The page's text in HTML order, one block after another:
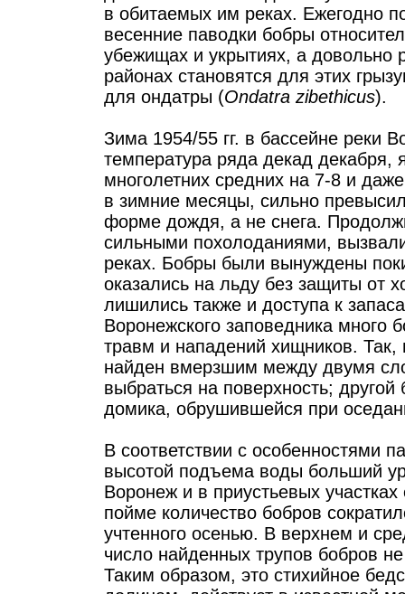
в обитаемых им реках. Ежегодно
весенние паводки бобры
убежищах и укрытиях, а довольно
районах становятся для этих
для ондатры (Ondatra zibethicus).
Зима 1954/55 гг. в бассейне реки
температура ряда декад
многолетних средних на 7-8 и
в зимние месяцы, сильно
форме дождя, а не снега.
сильными похолоданиями,
реках. Бобры были вынуждены
оказались на льду без защиты от
лишились также и доступа к
Воронежского заповедника много
травм и нападений хищников.
найден вмерзшим между двумя
выбраться на поверхность;
домика, обрушившейся при
В соответствии с особенностями
высотой подъема воды больший
Воронеж и в приустьевых
пойме количество бобров
учтенного осенью. В верхнем и
число найденных трупов бобров
Таким образом, это стихийное